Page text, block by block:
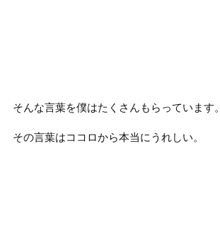
そんな言葉を僕はたくさんもらっています。
その言葉はココロから本当にうれしい。